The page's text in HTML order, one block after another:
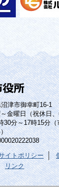
津市御幸町16-1
金曜日（祝休日
30分～17時15分
イトポリシー
リンク